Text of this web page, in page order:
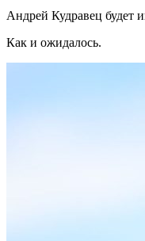
Андрей Кудравец будет
Как и ожидалось.